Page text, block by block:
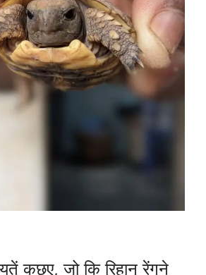
कछुए, जो कि रिहान रेंगने